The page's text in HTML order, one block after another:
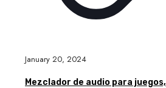
January 20, 2024
Mezclador de audio para juegos,